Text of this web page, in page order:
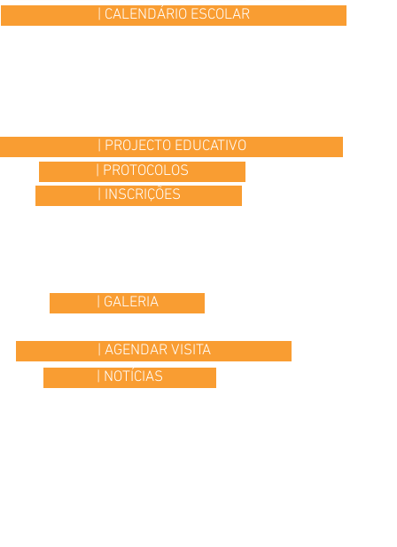
| CALENDÁRIO ESCOLAR
| PROJECTO EDUCATIVO
| PROTOCOLOS
| INSCRIÇÕES
| GALERIA
| AGENDAR VISITA
| NOTÍCIAS